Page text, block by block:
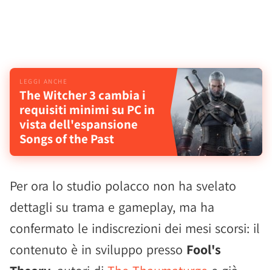
The Witcher 3 cambia i
requisiti minimi su PC in
vista dell'espansione
Songs of the Past
Per ora lo studio polacco non ha svelato
dettagli su trama e gameplay, ma ha
confermato le indiscrezioni dei mesi scorsi: il
contenuto è in sviluppo presso Fool's